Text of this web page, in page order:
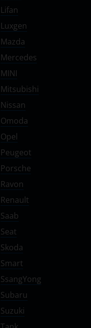
Lifan
Luxgen
Mazda
Mercedes
MINI
Mitsubishi
Nissan
Omoda
Opel
Peugeot
Porsche
Ravon
Renault
Saab
Seat
Skoda
Smart
SsangYong
Subaru
Suzuki